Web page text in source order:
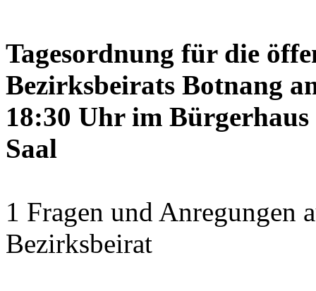
Tagesordnung für die
Bezirksbeirats Botnang
18:30 Uhr im
Saal
1 Fragen und Anregungen
Bezirksbeirat